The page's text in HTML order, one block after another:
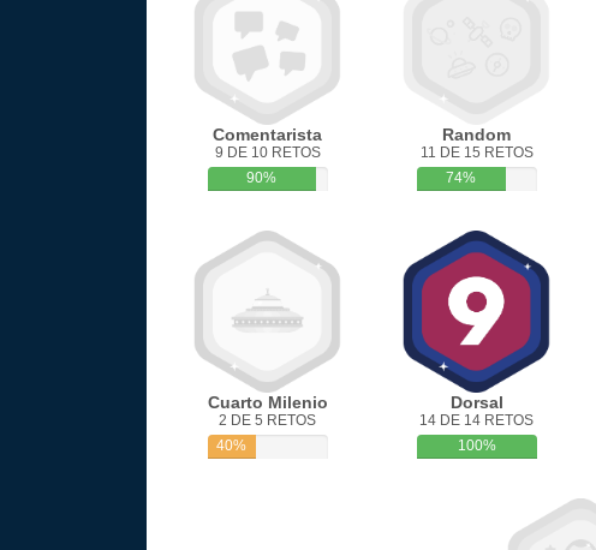
Comentarista
9 DE 10 RETOS
90%
Random
11 DE 15 RETOS
74%
Cuarto Milenio
2 DE 5 RETOS
40%
Dorsal
14 DE 14 RETOS
100%